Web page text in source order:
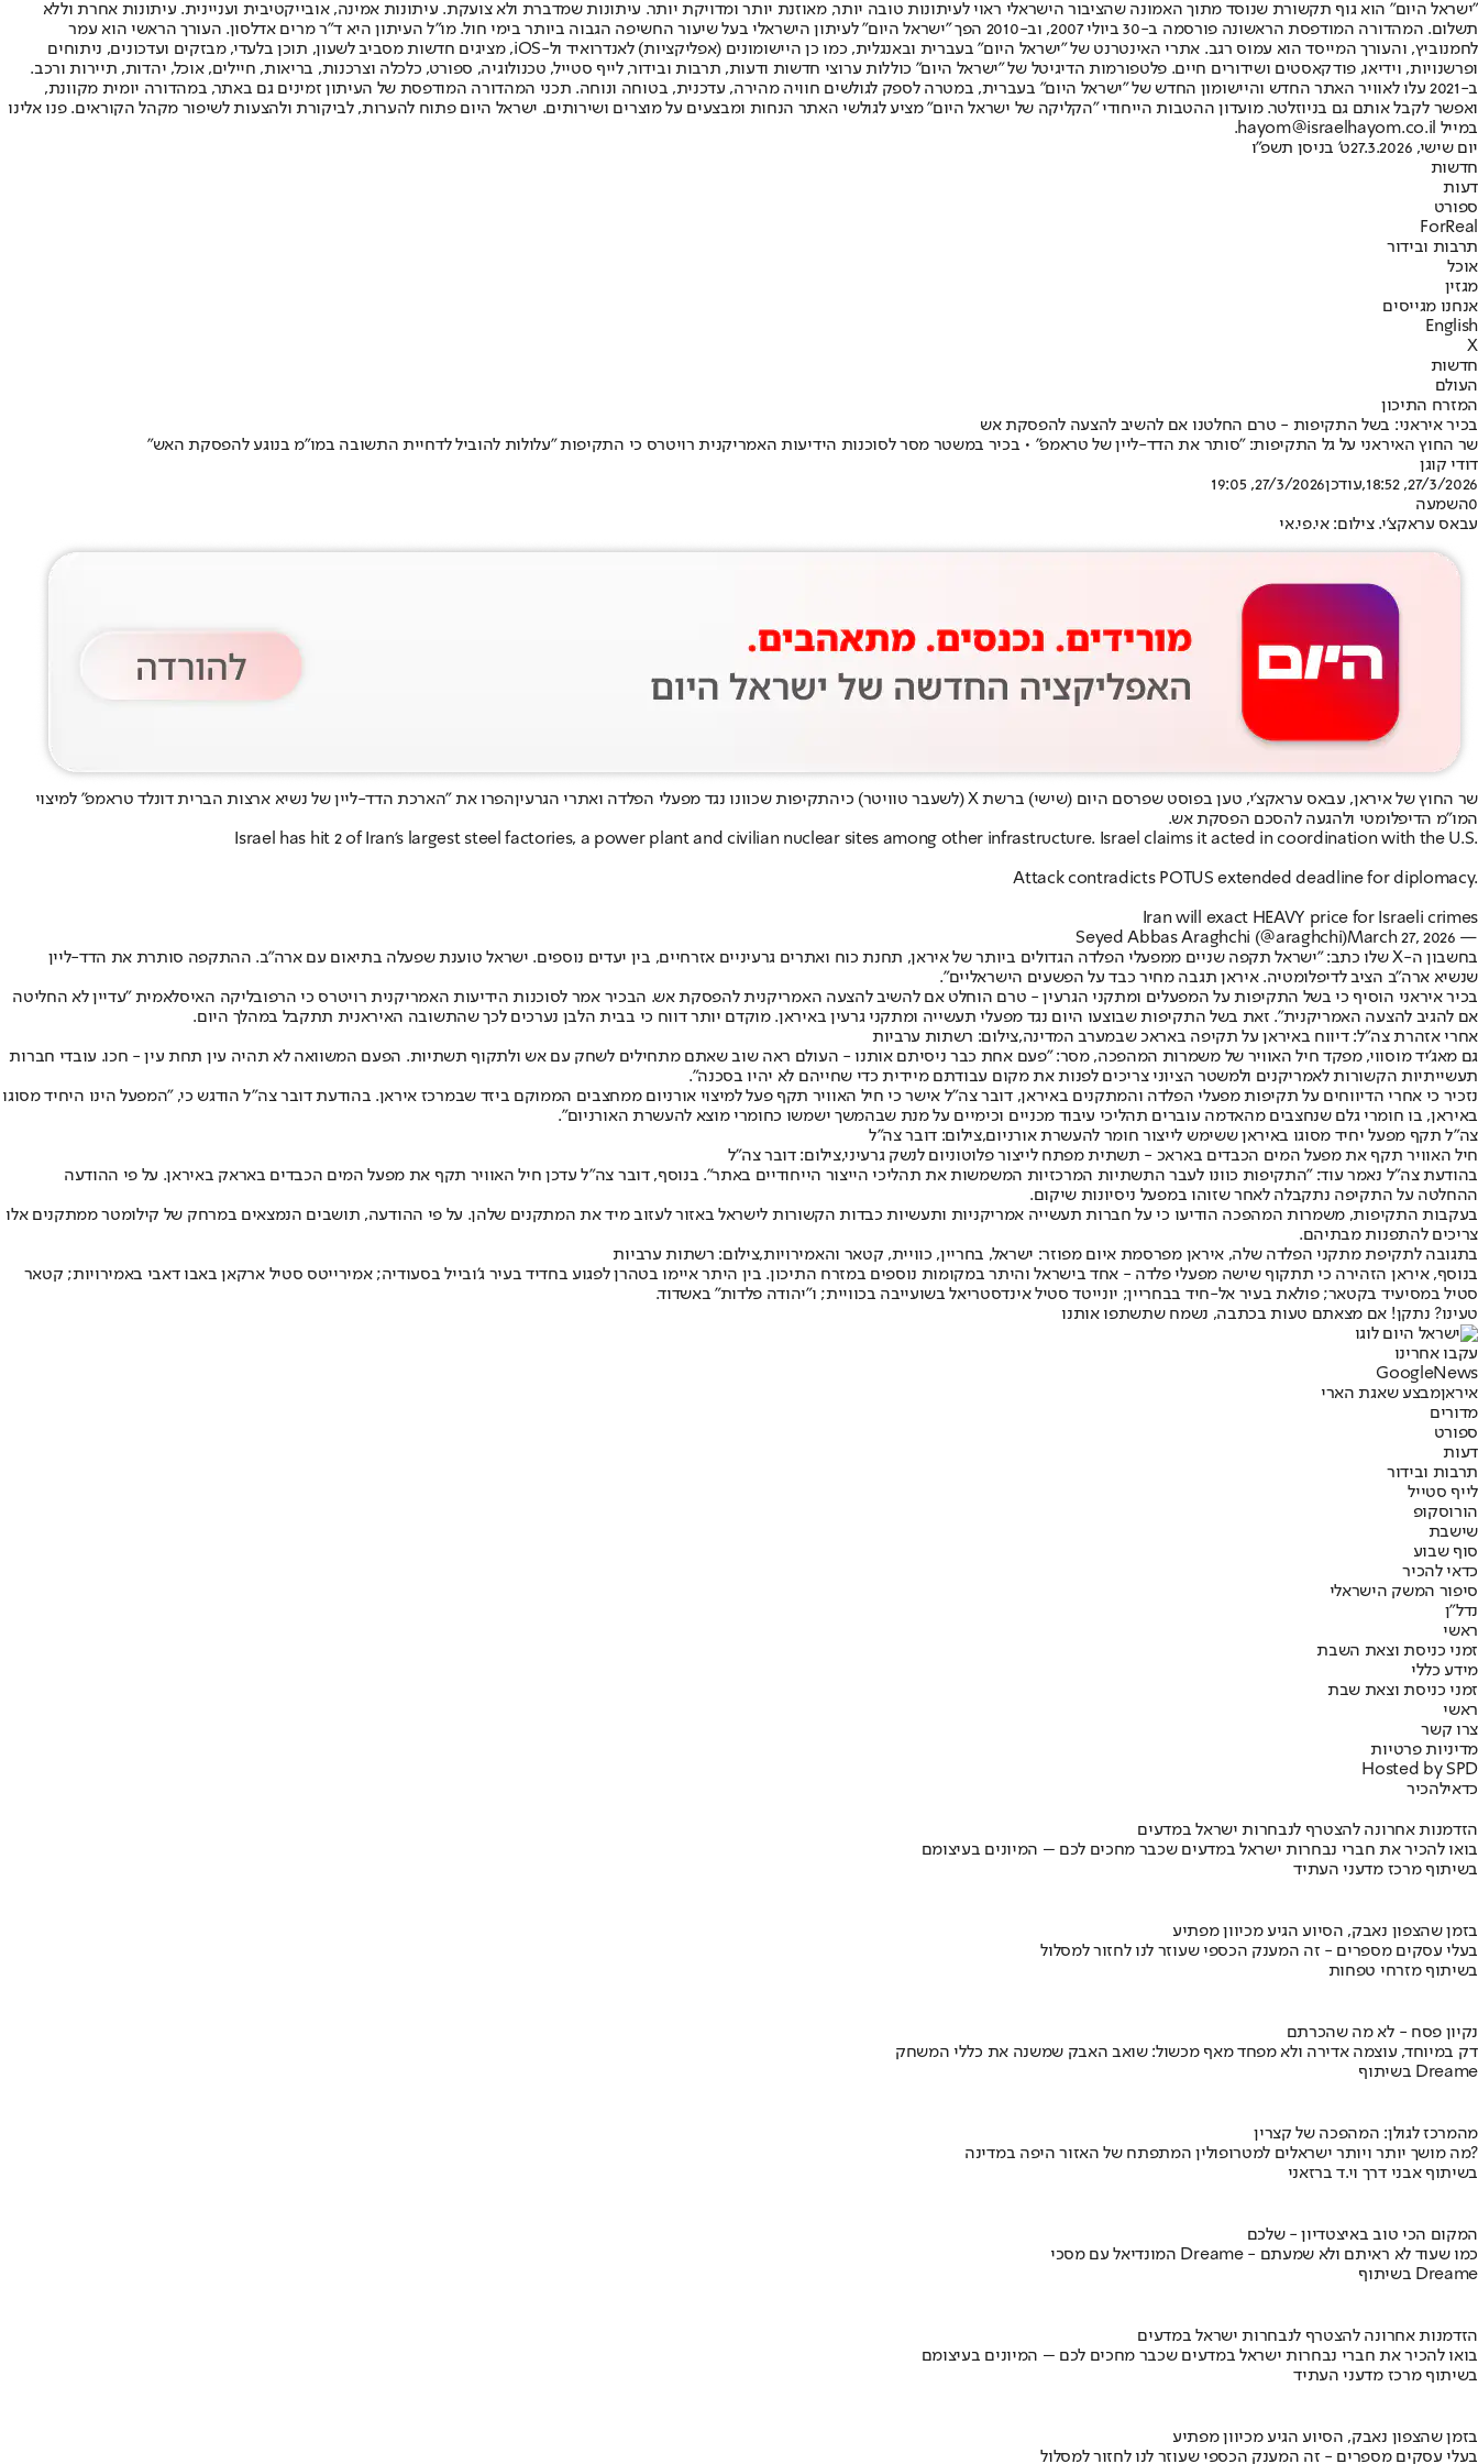
"ישראל היום" הוא גוף תקשורת שנוסד מתוך האמונה שהציבור הישראלי ראוי לעיתונות טובה יותר, מאוזנת יותר ומדויקת יותר. עיתונות שמדברת ולא צועקת. עיתונות אמינה, אובייקטיבית ועניינית. עיתונות אחרת וללא
תשלום. המהדורה המודפסת הראשונה פורסמה ב-30 ביולי 2007, וב-2010 הפך "ישראל היום" לעיתון הישראלי בעל שיעור החשיפה הגבוה ביותר בימי חול. מו"ל העיתון היא ד"ר מרים אדלסון. העורך הראשי הוא עמר
לחמנוביץ, והעורך המייסד הוא עמוס רגב. אתרי האינטרנט של "ישראל היום" בעברית ובאנגלית, כמו כן היישומונים (אפליקציות) לאנדרואיד ול-iOS, מציגים חדשות מסביב לשעון, תוכן בלעדי, מבזקים ועדכונים, ניתוחים
ופרשנויות, וידיאו, פודקאסטים ושידורים חיים. פלטפורמות הדיגיטל של "ישראל היום" כוללות ערוצי חדשות ודעות, תרבות ובידור, לייף סטייל, טכנולוגיה, ספורט, כלכלה וצרכנות, בריאות, חיילים, אוכל, יהדות, תיירות ורכב.
ב-2021 עלו לאוויר האתר החדש והיישומון החדש של "ישראל היום" בעברית, במטרה לספק לגולשים חוויה מהירה, עדכנית, בטוחה ונוחה. תכני המהדורה המודפסת של העיתון זמינים גם באתר, במהדורה יומית מקוונת,
ואפשר לקבל אותם גם בניוזלטר. מועדון ההטבות הייחודי "הקליקה של ישראל היום" מציע לגולשי האתר הנחות ומבצעים על מוצרים ושירותים. ישראל היום פתוח להערות, לביקורת ולהצעות לשיפור מקהל הקוראים. פנו אלינו
במייל hayom@israelhayom.co.il.
יום שישי, 27.3.2026
ט' בניסן תשפ"ו
חדשות
דעות
ספורט
ForReal
תרבות ובידור
אוכל
מגזין
אנחנו מגייסים
English
X
חדשות
העולם
המזרח התיכון
בכיר איראני: בשל התקיפות - טרם החלטנו אם להשיב להצעה להפסקת אש
שר החוץ האיראני על גל התקיפות: "סותר את הדד-ליין של טראמפ" • בכיר במשטר מסר לסוכנות הידיעות האמריקנית רויטרס כי התקיפות "עלולות להוביל לדחיית התשובה במו"מ בנוגע להפסקת האש"
דודי קוגן
27/3/2026, 18:52
,עודכן27/3/2026, 19:05
0השמעה
עבאס עראקצ'י. צילום: אי.פי.אי
שר החוץ של איראן, עבאס עראקצ'י, טען בפוסט שפרסם היום (שישי) ברשת X (לשעבר טוויטר) כי התקיפות שכוונו נגד מפעלי הפלדה ואתרי הגרעיןהפרו את "הארכת הדד-ליין של נשיא ארצות הברית דונלד טראמפ" למיצוי
המו"מ הדיפלומטי ולהגעה להסכם הפסקת אש.
Israel has hit 2 of Iran's largest steel factories, a power plant and civilian nuclear sites among other infrastructure. Israel claims it acted in coordination with the U.S.
Attack contradicts POTUS extended deadline for diplomacy.
Iran will exact HEAVY price for Israeli crimes
— Seyed Abbas Araghchi (@araghchi)
March 27, 2026
בחשבון ה-X שלו כתב: "ישראל תקפה שניים ממפעלי הפלדה הגדולים ביותר של איראן, תחנת כוח ואתרים גרעיניים אזרחיים, בין יעדים נוספים. ישראל טוענת שפעלה בתיאום עם ארה"ב. ההתקפה סותרת את הדד-ליין
שנשיא ארה"ב הציב לדיפלומטיה. איראן תגבה מחיר כבד על הפשעים הישראליים".
בכיר איראני הוסיף כי בשל התקיפות על המפעלים ומתקני הגרעין - טרם הוחלט אם להשיב להצעה האמריקנית להפסקת אש. הבכיר אמר לסוכנות הידיעות האמריקנית רויטרס כי הרפובליקה האיסלאמית "עדיין לא החליטה
אם להגיב להצעה האמריקנית". זאת בשל התקיפות שבוצעו היום נגד מפעלי תעשייה ומתקני גרעין באיראן. מוקדם יותר דווח כי בבית הלבן נערכים לכך שהתשובה האיראנית תתקבל במהלך היום.
אחרי אזהרת צה"ל: דיווח באיראן על תקיפה באראכ שבמערב המדינה,צילום: רשתות ערביות
גם מאג'יד מוסווי, מפקד חיל האוויר של משמרות המהפכה, מסר: "פעם אחת כבר ניסיתם אותנו - העולם ראה שוב שאתם מתחילים לשחק עם אש ולתקוף תשתיות. הפעם המשוואה לא תהיה עין תחת עין - חכו. עובדי חברות
תעשייתיות הקשורות לאמריקנים ולמשטר הציוני צריכים לפנות את מקום עבודתם מיידית כדי שחייהם לא יהיו בסכנה".
נזכיר כי אחרי הדיווחים על תקיפות מפעלי הפלדה והמתקנים באיראן, דובר צה"ל אישר כי חיל האוויר תקף פעל למיצוי אורניום ממחצבים הממוקם ביזד שבמרכז איראן. בהודעת דובר צה"ל הודגש כי, "המפעל הינו היחיד מסוגו
באיראן, בו חומרי גלם שנחצבים מהאדמה עוברים תהליכי עיבוד מכניים וכימיים על מנת שבהמשך ישמשו כחומרי מוצא להעשרת האורניום".
צה"ל תקף מפעל יחיד מסוגו באיראן ששימש לייצור חומר להעשרת אורניום,צילום: דובר צה"ל
חיל האוויר תקף את מפעל המים הכבדים באראכ - תשתית מפתח לייצור פלוטוניום לנשק גרעיני,צילום: דובר צה"ל
בהודעת צה"ל נאמר עוד: "התקיפות כוונו לעבר התשתיות המרכזיות המשמשות את תהליכי הייצור הייחודיים באתר". בנוסף, דובר צה"ל עדכן חיל האוויר תקף את מפעל המים הכבדים באראק באיראן. על פי ההודעה
ההחלטה על התקיפה נתקבלה לאחר שזוהו במפעל ניסיונות שיקום.
בעקבות התקיפות, משמרות המהפכה הודיעו כי על חברות תעשייה אמריקניות ותעשיות כבדות הקשורות לישראל באזור לעזוב מיד את המתקנים שלהן. על פי ההודעה, תושבים הנמצאים במרחק של קילומטר ממתקנים אלו
צריכים להתפנות מבתיהם.
בתגובה לתקיפת מתקני הפלדה שלה, איראן מפרסמת איום מפוזר: ישראל, בחריין, כוויית, קטאר והאמירויות,צילום: רשתות ערביות
בנוסף, איראן הזהירה כי תתקוף שישה מפעלי פלדה - אחד בישראל והיתר במקומות נוספים במזרח התיכון. בין היתר איימו בטהרן לפגוע בחדיד בעיר ג'ובייל בסעודיה; אמירייטס סטיל ארקאן באבו דאבי באמירויות; קטאר
סטיל במסיעיד בקטאר; פולאת בעיר אל-חיד בבחריין; יונייטד סטיל אינדסטריאל בשועייבה בכוויית; ו"יהודה פלדות" באשדוד.
טעינו? נתקן! אם מצאתם טעות בכתבה, נשמח שתשתפו אותנו
עקבו אחרינו
Googl eNews
איראןמבצע שאגת הארי
מדורים
ספורט
דעות
תרבות ובידור
לייף סטייל
הורוסקופ
שישבת
סוף שבוע
כדאי להכיר
סיפור המשק הישראלי
נדל"ן
ראשי
זמני כניסת וצאת השבת
מידע כללי
זמני כניסת וצאת שבת
ראשי
צרו קשר
מדיניות פרטיות
Hosted by SPD
כדאילהכיר
הזדמנות אחרונה להצטרף לנבחרות ישראל במדעים
בואו להכיר את חברי נבחרות ישראל במדעים שכבר מחכים לכם – המיונים בעיצומם
בשיתוף מרכז מדעני העתיד
בזמן שהצפון נאבק, הסיוע הגיע מכיוון מפתיע
בעלי עסקים מספרים - זה המענק הכספי שעוזר לנו לחזור למסלול
בשיתוף מזרחי טפחות
נקיון פסח - לא מה שהכרתם
דק במיוחד, עוצמה אדירה ולא מפחד מאף מכשול: שואב האבק שמשנה את כללי המשחק
בשיתוף Dreame
מהמרכז לגולן: המהפכה של קצרין
מה מושך יותר ויותר ישראלים למטרופולין המתפתח של האזור היפה במדינה?
בשיתוף אבני דרך וי.ד ברזאני
המקום הכי טוב באיצטדיון - שלכם
המונדיאל עם מסכי Dreame - כמו שעוד לא ראיתם ולא שמעתם
בשיתוף Dreame
הזדמנות אחרונה להצטרף לנבחרות ישראל במדעים
בואו להכיר את חברי נבחרות ישראל במדעים שכבר מחכים לכם – המיונים בעיצומם
בשיתוף מרכז מדעני העתיד
בזמן שהצפון נאבק, הסיוע הגיע מכיוון מפתיע
בעלי עסקים מספרים - זה המענק הכספי שעוזר לנו לחזור למסלול